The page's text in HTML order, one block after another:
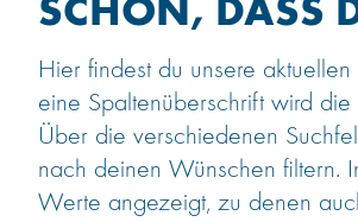
Hier findest du unsere
eine Spaltenüberschrift wird
Über die verschiedenen
nach deinen Wünschen filtern.
Werte angezeigt, zu denen